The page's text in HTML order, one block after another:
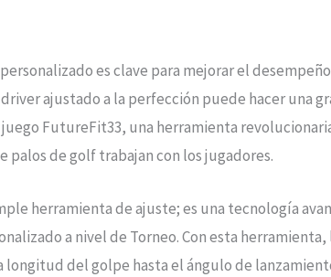
es clave para mejorar el
ajustado a la perfección puede hacer una
FutureFit33, una herramienta
palos de golf trabajan con los jugadores.
herramienta de ajuste; es una tecnología
a nivel de Torneo. Con esta
del golpe hasta el ángulo de